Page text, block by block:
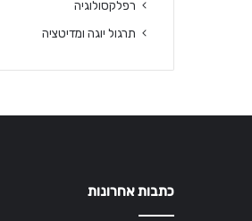
רפלקסולוגיה
תרגול יוגה ומדיטציה
כתבות אחרונות